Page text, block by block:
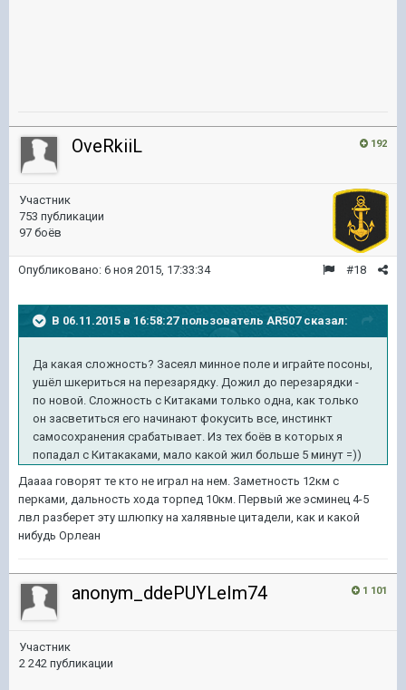
192
OveRkiiL
Участник
753 публикации
97 боёв
#18
Опубликовано: 6 ноя 2015, 17:33:34
В 06.11.2015 в 16:58:27 пользователь AR507 сказал:
Да какая сложность? Засеял минное поле и играйте посоны,
ушёл шкериться на перезарядку. Дожил до перезарядки -
по новой. Сложность с Китаками только одна, как только
он засветиться его начинают фокусить все, инстинкт
самосохранения срабатывает. Из тех боёв в которых я
попадал с Китакаками, мало какой жил больше 5 минут =))
Даааа говорят те кто не играл на нем. Заметность 12км с
перками, дальность хода торпед 10км. Первый же эсминец 4-5
лвл разберет эту шлюпку на халявные цитадели, как и какой
нибудь Орлеан
1 101
anonym_ddePUYLeIm74
Участник
2 242 публикации